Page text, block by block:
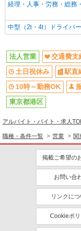
経理・人事・労務・総務
中型（2t・4t）ドライバー
法人営業 交通費支
土日祝休み
駅直
10時～勤務OK
東京都港区
アルバイト・バイト・求人
職種・条件一覧 営業 関
掲載ご希望の
お問い合
リンクに
Cookieポ